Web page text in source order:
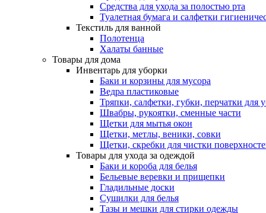
Средства для ухода за полостью рта
Туалетная бумага и салфетки
Текстиль для ванной
Полотенца
Халаты банные
Товары для дома
Инвентарь для уборки
Баки и корзины для мусора
Ведра пластиковые
Тряпки, салфетки, губки, перчатки для
Швабры, рукоятки, сменные части
Щетки для мытья окон
Щетки, метлы, веники, совки
Щетки, скребки для чистки
Товары для ухода за одеждой
Баки и короба для белья
Бельевые веревки и прищепки
Гладильные доски
Сушилки для белья
Тазы и мешки для стирки одежды